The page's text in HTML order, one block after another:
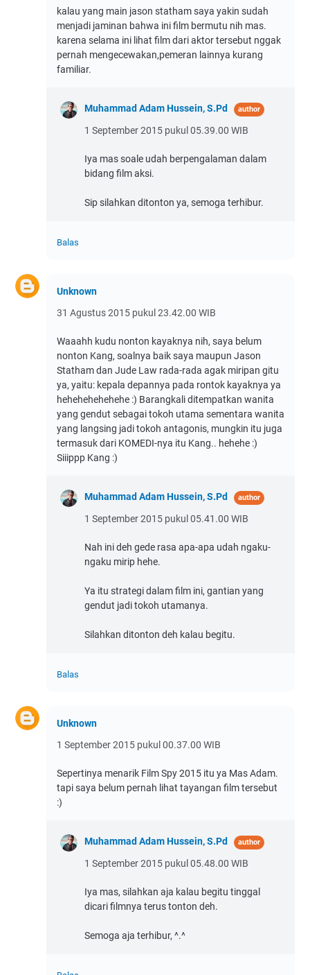
kalau yang main jason statham saya yakin sudah
menjadi jaminan bahwa ini film bermutu nih mas.
karena selama ini lihat film dari aktor tersebut nggak
pernah mengecewakan,pemeran lainnya kurang
familiar.
Muhammad Adam Hussein, S.Pd
1 September 2015 pukul 05.39.00 WIB
Iya mas soale udah berpengalaman dalam
bidang film aksi.
Sip silahkan ditonton ya, semoga terhibur.
Balas
Unknown
31 Agustus 2015 pukul 23.42.00 WIB
Waaahh kudu nonton kayaknya nih, saya belum
nonton Kang, soalnya baik saya maupun Jason
Statham dan Jude Law rada-rada agak miripan gitu
ya, yaitu: kepala depannya pada rontok kayaknya ya
hehehehehehehe :) Barangkali ditempatkan wanita
yang gendut sebagai tokoh utama sementara wanita
yang langsing jadi tokoh antagonis, mungkin itu juga
termasuk dari KOMEDI-nya itu Kang.. hehehe :)
Siiippp Kang :)
Muhammad Adam Hussein, S.Pd
1 September 2015 pukul 05.41.00 WIB
Nah ini deh gede rasa apa-apa udah ngaku-
ngaku mirip hehe.
Ya itu strategi dalam film ini, gantian yang
gendut jadi tokoh utamanya.
Silahkan ditonton deh kalau begitu.
Balas
Unknown
1 September 2015 pukul 00.37.00 WIB
Sepertinya menarik Film Spy 2015 itu ya Mas Adam.
tapi saya belum pernah lihat tayangan film tersebut
:)
Muhammad Adam Hussein, S.Pd
1 September 2015 pukul 05.48.00 WIB
Iya mas, silahkan aja kalau begitu tinggal
dicari filmnya terus tonton deh.
Semoga aja terhibur, ^.^